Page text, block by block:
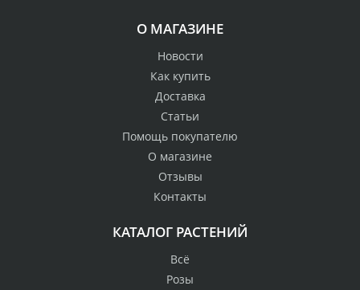
О МАГАЗИНЕ
Новости
Как купить
Доставка
Статьи
Помощь покупателю
О магазине
Отзывы
Контакты
КАТАЛОГ РАСТЕНИЙ
Всё
Розы